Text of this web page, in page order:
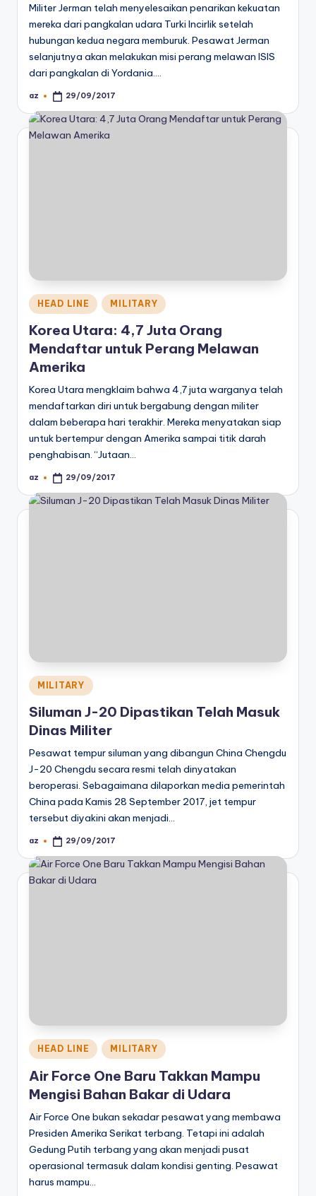
Militer Jerman telah menyelesaikan penarikan kekuatan
mereka dari pangkalan udara Turki Incirlik setelah
hubungan kedua negara memburuk. Pesawat Jerman
selanjutnya akan melakukan misi perang melawan ISIS
dari pangkalan di Yordania.…
Posted
az 29/09/2017
Posted
in
HEAD LINE MILITARY
Korea Utara: 4,7 Juta Orang
Mendaftar untuk Perang Melawan
Amerika
Korea Utara mengklaim bahwa 4,7 juta warganya telah
mendaftarkan diri untuk bergabung dengan militer
dalam beberapa hari terakhir. Mereka menyatakan siap
untuk bertempur dengan Amerika sampai titik darah
penghabisan. “Jutaan…
Posted
az 29/09/2017
Posted
in
MILITARY
Siluman J-20 Dipastikan Telah Masuk
Dinas Militer
Pesawat tempur siluman yang dibangun China Chengdu
J-20 Chengdu secara resmi telah dinyatakan
beroperasi. Sebagaimana dilaporkan media pemerintah
China pada Kamis 28 September 2017, jet tempur
tersebut diyakini akan menjadi…
Posted
az 29/09/2017
Posted
in
HEAD LINE MILITARY
Air Force One Baru Takkan Mampu
Mengisi Bahan Bakar di Udara
Air Force One bukan sekadar pesawat yang membawa
Presiden Amerika Serikat terbang. Tetapi ini adalah
Gedung Putih terbang yang akan menjadi pusat
operasional termasuk dalam kondisi genting. Pesawat
harus mampu…